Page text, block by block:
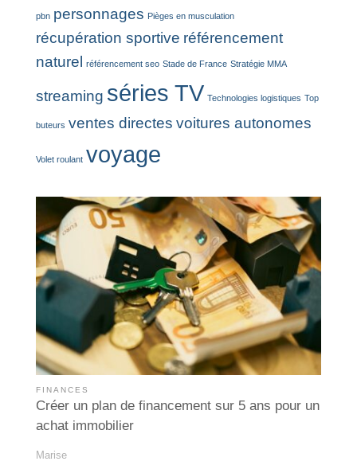
pbn personnages Pièges en musculation
récupération sportive référencement
naturel
référencement seo Stade de France Stratégie MMA
streaming séries TV Technologies logistiques Top
buteurs ventes directes voitures autonomes
Volet roulant voyage
FINANCES
Créer un plan de financement sur 5 ans pour un
achat immobilier
Marise